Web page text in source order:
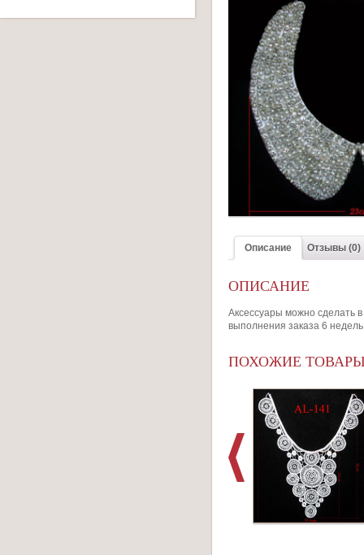
Описание Отзывы (0)
ОПИСАНИЕ
Аксессуары можно сделать
выполнения заказа 6
ПОХОЖИЕ